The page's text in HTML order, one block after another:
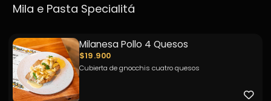
Mila e Pasta Specialitá
Milanesa Pollo 4 Quesos
$19.900
Cubierta de gnocchis cuatro quesos